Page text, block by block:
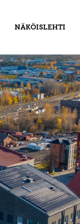
NÄKÖISLEHTI